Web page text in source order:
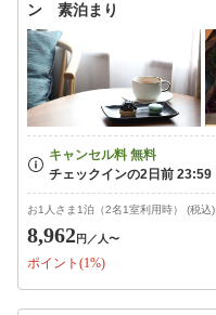
ン 素泊まり
お1人さま1泊（2名1室利用時） (税込)
8,962円 ／人〜
ポイント(1%)